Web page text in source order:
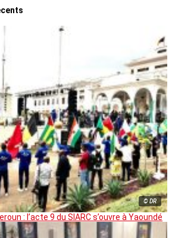
© DR
: l’acte 9 du SIARC s’ouvre à Yaoundé